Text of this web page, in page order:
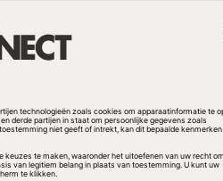
en kostenstructuren.
aandacht voor
regulering, digitale
wet- en regelgeving,